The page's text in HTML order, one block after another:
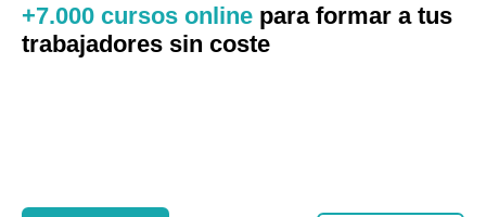
+7.000 cursos online para formar a tus
trabajadores sin coste